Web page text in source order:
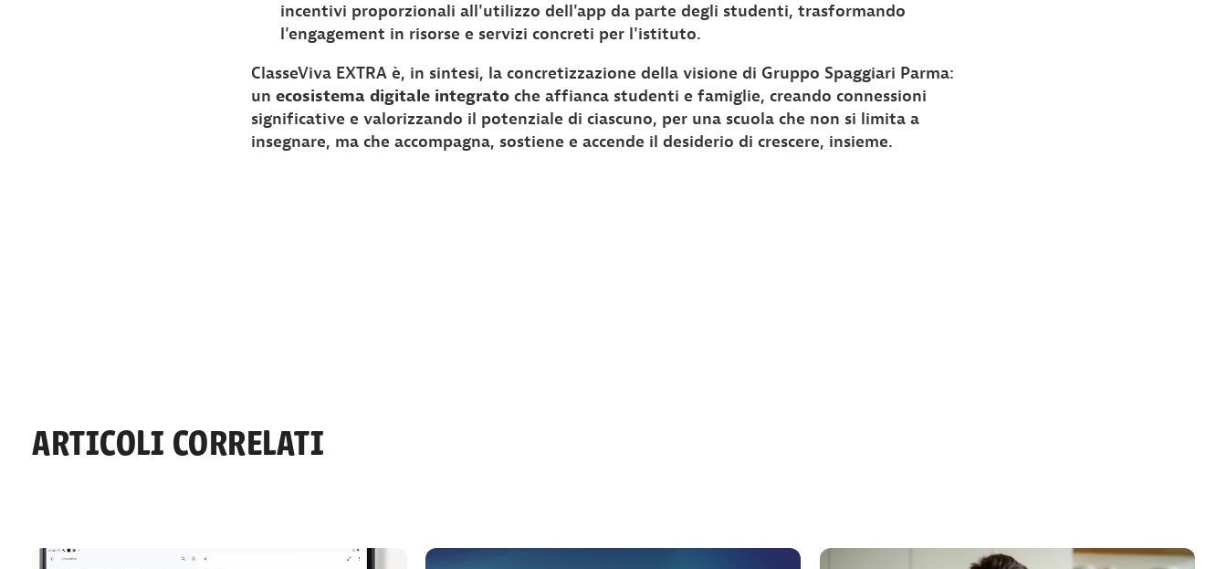
incentivi proporzionali all'utilizzo dell'app da parte degli studenti, trasformando
l'engagement in risorse e servizi concreti per l'istituto.
ClasseViva EXTRA è, in sintesi, la concretizzazione della visione di Gruppo Spaggiari Parma:
un ecosistema digitale integratoche affianca studenti e famiglie, creando connessioni
significative e valorizzando il potenziale di ciascuno, per una scuola che non si limita a
insegnare, ma che accompagna, sostiene e accende il desiderio di crescere, insieme.
ARTICOLI CORRELATI